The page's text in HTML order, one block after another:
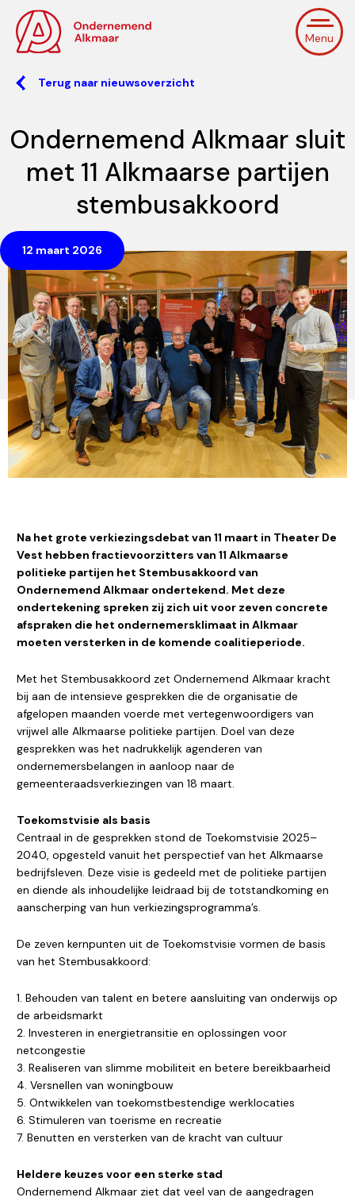
Menu
Terug naar nieuwsoverzicht
Ondernemend Alkmaar sluit
met 11 Alkmaarse partijen
stembusakkoord
12 maart 2026
Na het grote verkiezingsdebat van 11 maart in Theater De
Vest hebben fractievoorzitters van 11 Alkmaarse
politieke partijen het Stembusakkoord van
Ondernemend Alkmaar ondertekend. Met deze
ondertekening spreken zij zich uit voor zeven concrete
afspraken die het ondernemersklimaat in Alkmaar
moeten versterken in de komende coalitieperiode.
Met het Stembusakkoord zet Ondernemend Alkmaar kracht
bij aan de intensieve gesprekken die de organisatie de
afgelopen maanden voerde met vertegenwoordigers van
vrijwel alle Alkmaarse politieke partijen. Doel van deze
gesprekken was het nadrukkelijk agenderen van
ondernemersbelangen in aanloop naar de
gemeenteraadsverkiezingen van 18 maart.
Toekomstvisie als basis
Centraal in de gesprekken stond de Toekomstvisie 2025–
2040, opgesteld vanuit het perspectief van het Alkmaarse
bedrijfsleven. Deze visie is gedeeld met de politieke partijen
en diende als inhoudelijke leidraad bij de totstandkoming en
aanscherping van hun verkiezingsprogramma’s.
De zeven kernpunten uit de Toekomstvisie vormen de basis
van het Stembusakkoord:
1. Behouden van talent en betere aansluiting van onderwijs op
de arbeidsmarkt
2. Investeren in energietransitie en oplossingen voor
netcongestie
3. Realiseren van slimme mobiliteit en betere bereikbaarheid
4. Versnellen van woningbouw
5. Ontwikkelen van toekomstbestendige werklocaties
6. Stimuleren van toerisme en recreatie
7. Benutten en versterken van de kracht van cultuur
Heldere keuzes voor een sterke stad
Ondernemend Alkmaar ziet dat veel van de aangedragen